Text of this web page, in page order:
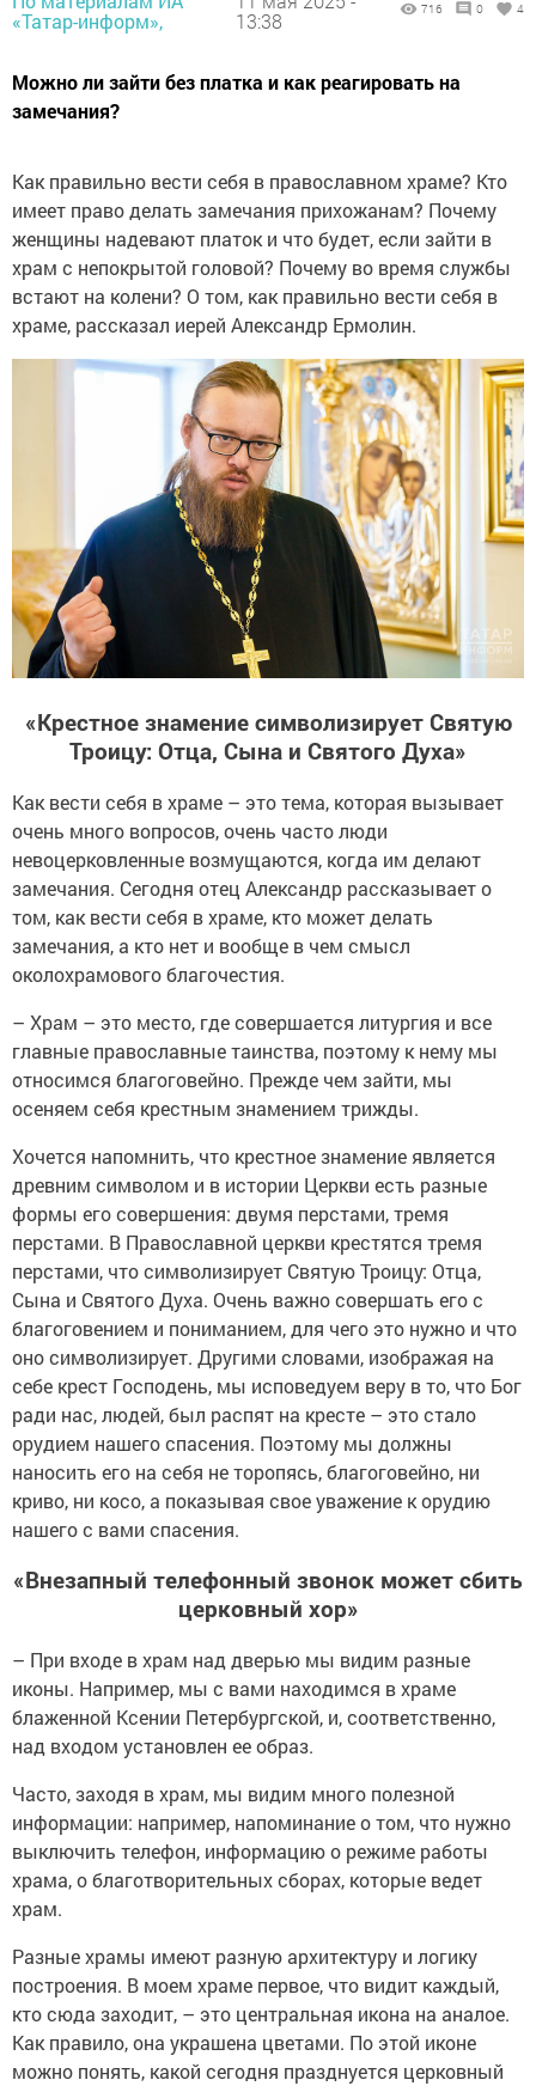
«Татар-информ»,
13:38
716 0 4
Можно ли зайти без платка и как реагировать на
замечания?
Как правильно вести себя в православном храме? Кто
имеет право делать замечания прихожанам? Почему
женщины надевают платок и что будет, если зайти в
храм с непокрытой головой? Почему во время службы
встают на колени? О том, как правильно вести себя в
храме, рассказал иерей Александр Ермолин.
«Крестное знамение символизирует Святую
Троицу: Отца, Сына и Святого Духа»
Как вести себя в храме – это тема, которая вызывает
очень много вопросов, очень часто люди
невоцерковленные возмущаются, когда им делают
замечания. Сегодня отец Александр рассказывает о
том, как вести себя в храме, кто может делать
замечания, а кто нет и вообще в чем смысл
околохрамового благочестия.
– Храм – это место, где совершается литургия и все
главные православные таинства, поэтому к нему мы
относимся благоговейно. Прежде чем зайти, мы
осеняем себя крестным знамением трижды.
Хочется напомнить, что крестное знамение является
древним символом и в истории Церкви есть разные
формы его совершения: двумя перстами, тремя
перстами. В Православной церкви крестятся тремя
перстами, что символизирует Святую Троицу: Отца,
Сына и Святого Духа. Очень важно совершать его с
благоговением и пониманием, для чего это нужно и что
оно символизирует. Другими словами, изображая на
себе крест Господень, мы исповедуем веру в то, что Бог
ради нас, людей, был распят на кресте – это стало
орудием нашего спасения. Поэтому мы должны
наносить его на себя не торопясь, благоговейно, ни
криво, ни косо, а показывая свое уважение к орудию
нашего с вами спасения.
«Внезапный телефонный звонок может сбить
церковный хор»
– При входе в храм над дверью мы видим разные
иконы. Например, мы с вами находимся в храме
блаженной Ксении Петербургской, и, соответственно,
над входом установлен ее образ.
Часто, заходя в храм, мы видим много полезной
информации: например, напоминание о том, что нужно
выключить телефон, информацию о режиме работы
храма, о благотворительных сборах, которые ведет
храм.
Разные храмы имеют разную архитектуру и логику
построения. В моем храме первое, что видит каждый,
кто сюда заходит, – это центральная икона на аналое.
Как правило, она украшена цветами. По этой иконе
можно понять, какой сегодня празднуется церковный